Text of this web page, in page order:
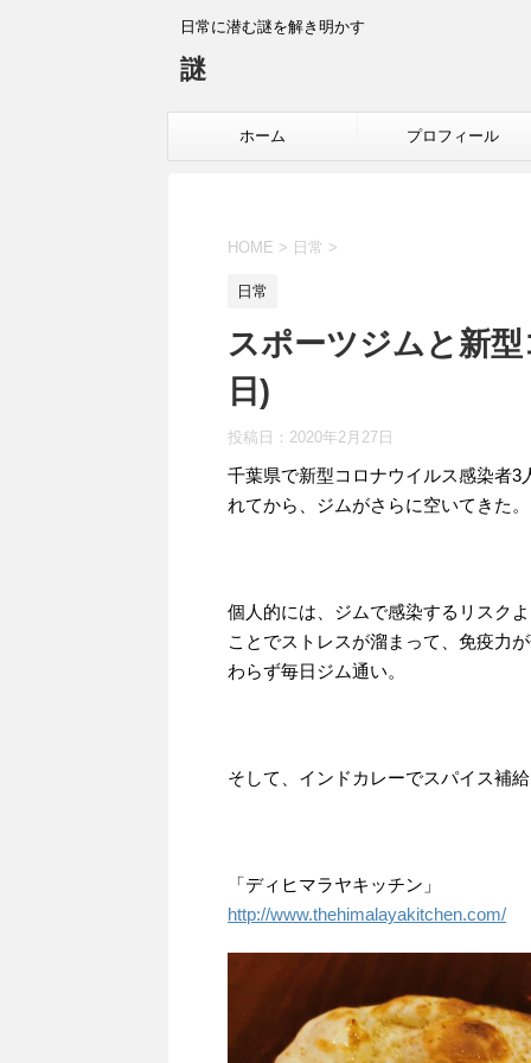
日常に潜む謎を解き明かす
謎
ホーム プロフィール
HOME > 日常 >
日常
スポーツジムと新
日)
投稿日： 2020年2月27日
千葉県で新型コロナウイルス感染者
れてから、ジムがさらに空いてきた。
個人的には、ジムで感染するリスク
ことでストレスが溜まって、免疫力
わらず毎日ジム通い。
そして、インドカレーでスパイス補
「ディヒマラヤキッチン」
http://www.thehimalayakitchen.com/